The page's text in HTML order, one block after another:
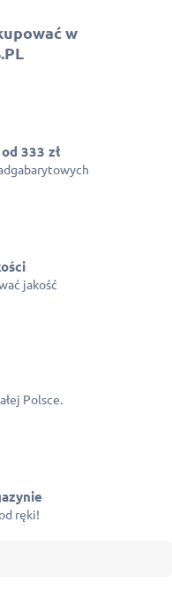
w
333 zł
jakość
Polsce.
ręki!